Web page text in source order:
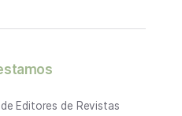
Editores de Revistas